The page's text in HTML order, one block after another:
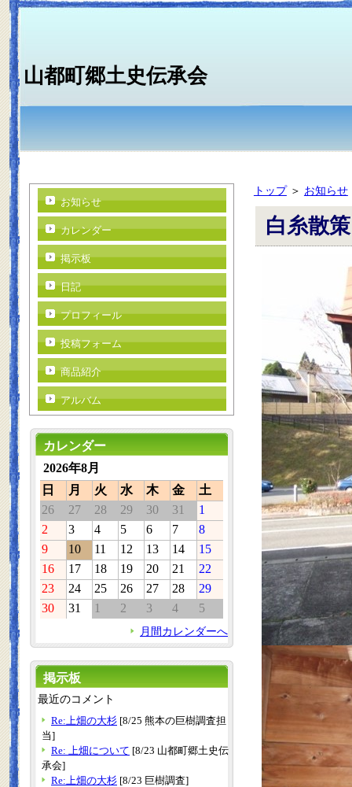
山都町郷土史伝承会
トップ＞ お知らせ
白糸散
お知らせ
カレンダー
掲示板
日記
プロフィール
投稿フォーム
商品紹介
アルバム
カレンダー
2026年8月
日
月 火 水 木 金
土
26
27 28 29 30 31
1
2
3 4 5 6 7
8
9
10 11 12 13 14
15
16
17 18 19 20 21
22
23
24 25 26 27 28
29
30
31 1 2 3 4 5
月間カレンダーへ
掲示板
最近のコメント
Re:上畑の大杉 [8/25 熊本の巨樹調査担
当]
Re: 上畑について [8/23 山都町郷土史伝
承会]
Re:上畑の大杉 [8/23 巨樹調査]